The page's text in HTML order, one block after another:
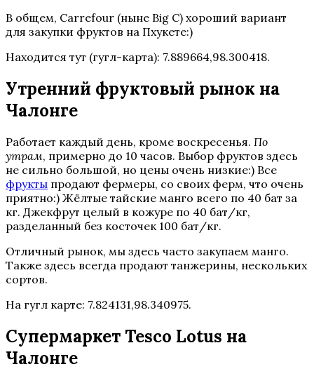
В общем, Carrefour (ныне Big C) хороший вариант
для закупки фруктов на Пхукете:)
Находится тут (гугл-карта): 7.889664,98.300418.
Утренний фруктовый рынок на
Чалонге
Работает каждый день, кроме воскресенья. По
утрам, примерно до 10 часов. Выбор фруктов здесь
не сильно большой, но цены очень низкие:) Все
фрукты продают фермеры, со своих ферм, что очень
приятно:) Жёлтые тайские манго всего по 40 бат за
кг. Джекфрут целый в кожуре по 40 бат/кг,
разделанный без косточек 100 бат/кг.
Отличный рынок, мы здесь часто закупаем манго.
Также здесь всегда продают танжерины, нескольких
сортов.
На гугл карте: 7.824131,98.340975.
Супермаркет Tesco Lotus на
Чалонге